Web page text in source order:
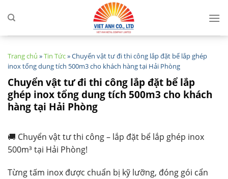
Trang chủ »Tin Tức»Chuyển vật tư đi thi công lắp đặt bể lắp ghép
inox tổng dung tích 500m3 cho khách hàng tại Hải Phòng
Chuyển vật tư đi thi công lắp đặt bể lắp
ghép inox tổng dung tích 500m3 cho khách
hàng tại Hải Phòng
🚚 Chuyển vật tư thi công – lắp đặt bể lắp ghép inox
500m³ tại Hải Phòng!
Từng tấm inox được chuẩn bị kỹ lưỡng, đóng gói cẩn